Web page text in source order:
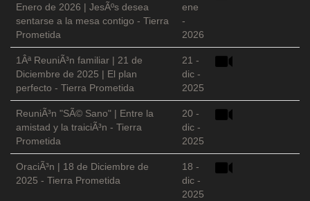
Enero de 2026 | JesÃºs desea
sentarse a la mesa contigo - Tierra
Prometida
ene
-
2026
1Âª ReuniÃ³n familiar | 21 de
Diciembre de 2025 | El plan
perfecto - Tierra Prometida
21 -
dic -
2025
ReuniÃ³n "SÃ© Sano" | Entre la
amistad y la traiciÃ³n - Tierra
Prometida
20 -
dic -
2025
OraciÃ³n | 18 de Diciembre de
2025 - Tierra Prometida
18 -
dic -
2025